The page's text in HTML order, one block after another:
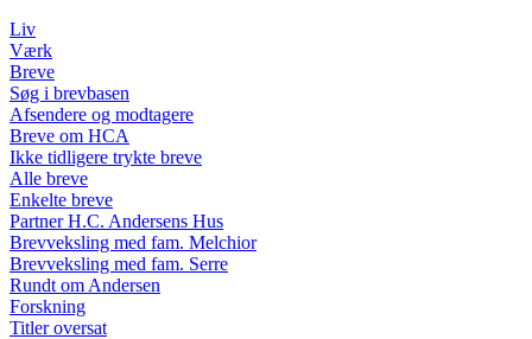
Liv
Værk
Breve
Søg i brevbasen
Afsendere og modtagere
Breve om HCA
Ikke tidligere trykte breve
Alle breve
Enkelte breve
Partner H.C. Andersens Hus
Brevveksling med fam. Melchior
Brevveksling med fam. Serre
Rundt om Andersen
Forskning
Titler oversat